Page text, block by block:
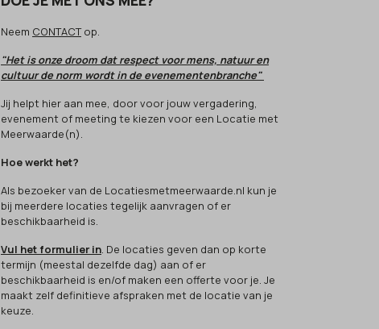
Neem CONTACTop.
"Het is onze droom dat respect voor mens, natuur en
cultuur de norm wordt in de evenementenbranche"
Jij helpt hier aan mee, door voor jouw vergadering,
evenement of meeting te kiezen voor een Locatie met
Meerwaarde(n).
Hoe werkt het?
Als bezoeker van de Locatiesmetmeerwaarde.nl kun je
bij meerdere locaties tegelijk aanvragen of er
beschikbaarheid is.
Vul het formulier in. De locaties geven dan op korte
termijn (meestal dezelfde dag) aan of er
beschikbaarheid is en/of maken een offerte voor je. Je
maakt zelf definitieve afspraken met de locatie van je
keuze.